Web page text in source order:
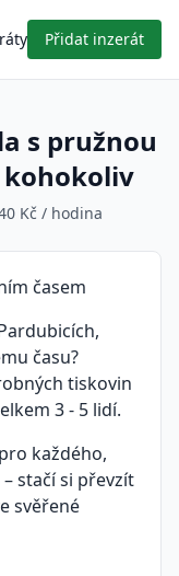
Přidat inzerát
s pružnou
kohokoliv
Kč / hodina
časem
času?
tiskovin
3 - 5 lidí.
každého,
stačí si převzít
svěřené